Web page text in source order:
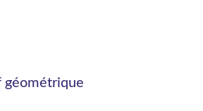
géométrique